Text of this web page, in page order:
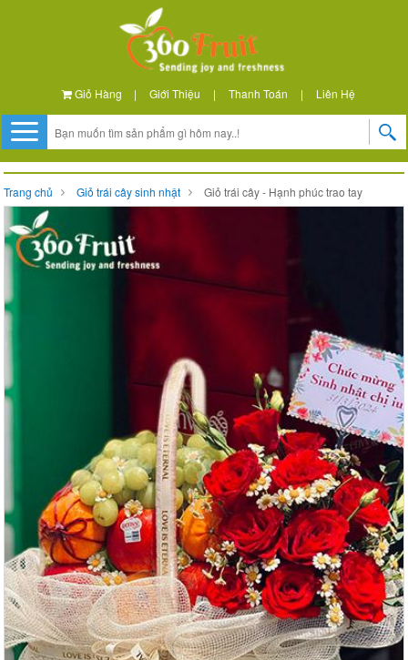
Giỏ Hàng | Giới Thiệu | Thanh Toán | Liên Hệ
Trang chủ Giỏ trái cây sinh nhật Giỏ trái cây - Hạnh phúc trao tay